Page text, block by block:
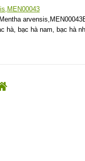
hà, bạc hà nam, bạc hà